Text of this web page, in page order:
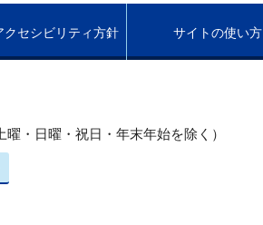
クセシビリティ方針 サイトの使い方
・日曜・祝日・年末年始を除く）